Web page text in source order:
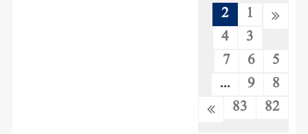
1
2
3
4
5
6
7
8
9
...
82
83